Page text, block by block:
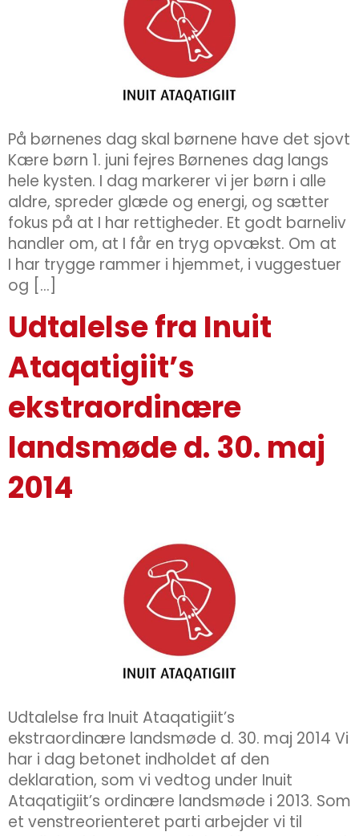
På børnenes dag skal børnene have det sjovt
Kære børn 1. juni fejres Børnenes dag langs
hele kysten. I dag markerer vi jer børn i alle
aldre, spreder glæde og energi, og sætter
fokus på at I har rettigheder. Et godt barneliv
handler om, at I får en tryg opvækst. Om at
I har trygge rammer i hjemmet, i vuggestuer
og […]
Udtalelse fra Inuit
Ataqatigiit’s
ekstraordinære
landsmøde d. 30. maj
2014
Udtalelse fra Inuit Ataqatigiit’s
ekstraordinære landsmøde d. 30. maj 2014 Vi
har i dag betonet indholdet af den
deklaration, som vi vedtog under Inuit
Ataqatigiit’s ordinære landsmøde i 2013. Som
et venstreorienteret parti arbejder vi til